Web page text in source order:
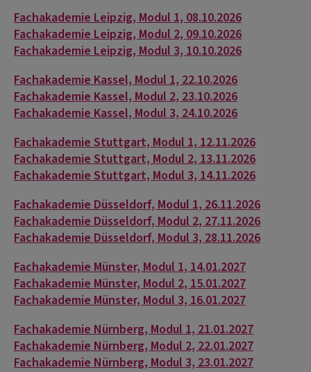
Fachakademie Leipzig, Modul 1, 08.10.2026
Fachakademie Leipzig, Modul 2, 09.10.2026
Fachakademie Leipzig, Modul 3, 10.10.2026
Fachakademie Kassel, Modul 1, 22.10.2026
Fachakademie Kassel, Modul 2, 23.10.2026
Fachakademie Kassel, Modul 3, 24.10.2026
Fachakademie Stuttgart, Modul 1, 12.11.2026
Fachakademie Stuttgart, Modul 2, 13.11.2026
Fachakademie Stuttgart, Modul 3, 14.11.2026
Fachakademie Düsseldorf, Modul 1, 26.11.2026
Fachakademie Düsseldorf, Modul 2, 27.11.2026
Fachakademie Düsseldorf, Modul 3, 28.11.2026
Fachakademie Münster, Modul 1, 14.01.2027
Fachakademie Münster, Modul 2, 15.01.2027
Fachakademie Münster, Modul 3, 16.01.2027
Fachakademie Nürnberg, Modul 1, 21.01.2027
Fachakademie Nürnberg, Modul 2, 22.01.2027
Fachakademie Nürnberg, Modul 3, 23.01.2027